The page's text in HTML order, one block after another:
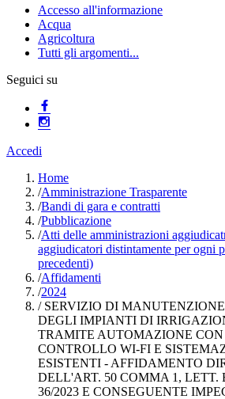
Accesso all'informazione
Acqua
Agricoltura
Tutti gli argomenti...
Seguici su
Accedi
Home
/Amministrazione Trasparente
/Bandi di gara e contratti
/Pubblicazione
/Atti delle amministrazioni
aggiudicatori distintamente per ogni
precedenti)
/Affidamenti
/2024
/SERVIZIO DI
DEGLI IMPIANTI DI
TRAMITE AUTOMAZIONE
CONTROLLO WI-FI E
ESISTENTI - AFFIDAMENTO
DELL'ART. 50 COMMA 1, LETT.
36/2023 E CONSEGUENTE